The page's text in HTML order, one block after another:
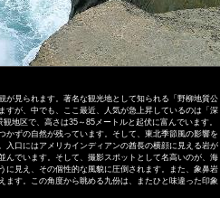
が見られます。著名な観光地として知られる「野柳地質公
すが、中でも、ここ最近、人気が急上昇しているのは「深
地区で、高さは35～85メートルと起伏に富んでいます。
かずの自然が残っています。そして、東北季節風の影響を
入口にはアメリカインディアンの酋長の横顔に見える岩が
んでいます。そして、撮影スポットとして名高いのが、海
に見え、その個性的な風貌に圧倒されます。また、象鼻岩
ます。この角度から眺める九份は、またひと味違った印象